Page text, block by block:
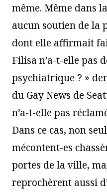
même. Même dans
aucun soutien de la
dont elle affirmait
Filisa n’a-t-elle pas
psychiatrique ? »
du Gay News de
n’a-t-elle pas
Dans ce cas, non
mécontent-es
portes de la ville,
reprochèrent aussi